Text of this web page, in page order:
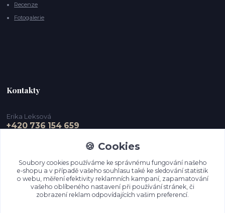
Recenze
Fotogalerie
Kontakty
Erika Leksová
+420 736 154 659
info@ejdesign.cz🍪 Cookies
Soubory cookies používáme ke správnému fungování našeho
e-shopu a v případě vašeho souhlasu také ke sledování statistik
o webu, měření efektivity reklamních kampaní, zapamatování
vašeho oblíbeného nastavení při používání stránek, či
zobrazení reklam odpovídajících vašim preferencí.